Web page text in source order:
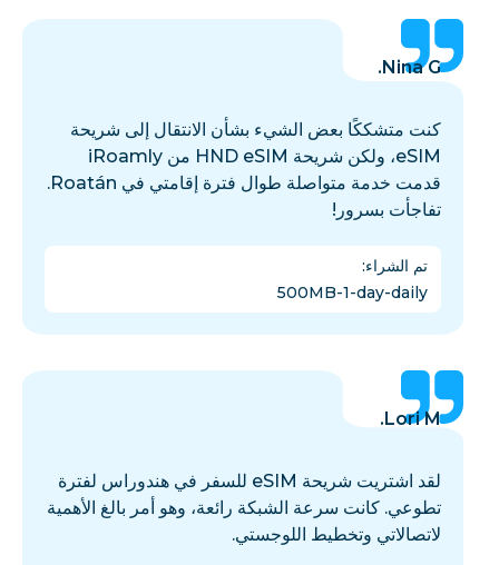
Nina G.
كنت متشككًا بعض الشيء بشأن الانتقال إلى شريحة
eSIM، ولكن شريحة HND eSIM من iRoamly
قدمت خدمة متواصلة طوال فترة إقامتي في Roatán.
تفاجأت بسرور!
تم الشراء:
500MB-1-day-daily
Lori M.
لقد اشتريت شريحة eSIM للسفر في هندوراس لفترة
تطوعي. كانت سرعة الشبكة رائعة، وهو أمر بالغ الأهمية
لاتصالاتي وتخطيط اللوجستي.